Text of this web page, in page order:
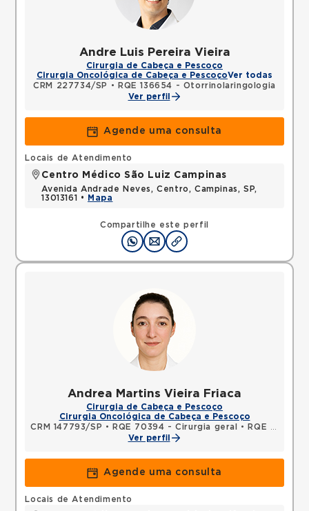
Andre Luis Pereira Vieira
Cirurgia de Cabeça e Pescoço
Cirurgia Oncológica de Cabeça e PescoçoVer todas
CRM 227734/SP
•
RQE 136654 - Otorrinolaringologia
Ver perfil
Agende uma consulta
Compartilhe este perfil
Locais de Atendimento
Centro Médico São Luiz Campinas
Avenida Andrade Neves, Centro, Campinas, SP,
13013161 •
Mapa
Andrea Martins Vieira Friaca
Cirurgia de Cabeça e Pescoço
Cirurgia Oncológica de Cabeça e Pescoço
CRM 147793/SP • RQE 70394 - Cirurgia geral •
RQE 70395 - Cirurgia de cabeça e pescoço
Ver perfil
Agende uma consulta
Locais de Atendimento